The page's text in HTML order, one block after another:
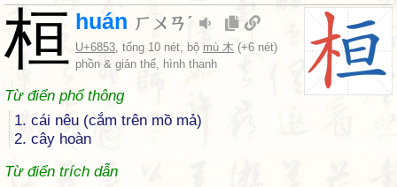
桓 huán ㄏㄨㄢˊ
U+6853, tổng 10 nét, bộ mù 木 (+6 nét)
phồn & giản thể, hình thanh
Từ điển phổ thông
1. cái nêu (cắm trên mồ mả)
2. cây hoàn
Từ điển trích dẫn